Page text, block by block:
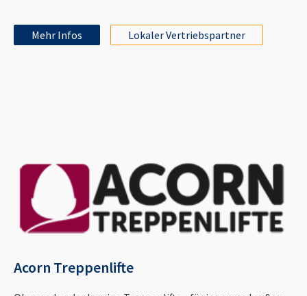
Mehr Infos Lokaler Vertriebspartner
Acorn Treppenlifte